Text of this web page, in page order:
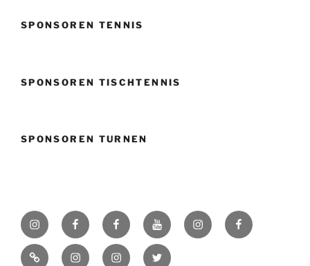
SPONSOREN TENNIS
SPONSOREN TISCHTENNIS
SPONSOREN TURNEN
Instagram
SVK
Beiertheim
Facebook
Volleyball
Facebook
Fußball
YoutubeInstagram
Badener
Facebook
Badener
TikTok InstagramInstagramTwitter